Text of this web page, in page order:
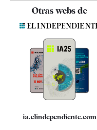
Contacto
Quiénes somos
Especificaciones
Otras webs de
ia.elindependiente.com